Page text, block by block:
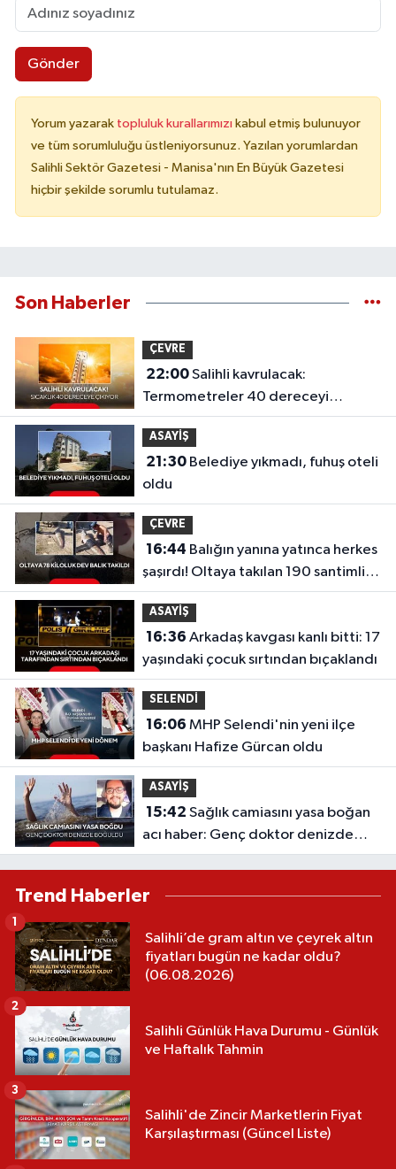
Gönder
Yorum yazarak topluluk kurallarımızı kabul etmiş bulunuyor
ve tüm sorumluluğu üstleniyorsunuz. Yazılan yorumlardan
Salihli Sektör Gazetesi - Manisa'nın En Büyük Gazetesi
hiçbir şekilde sorumlu tutulamaz.
Son Haberler
ÇEVRE
22:00Salihli kavrulacak:
Termometreler 40 dereceyi
gösterecek
ASAYİŞ
21:30Belediye yıkmadı, fuhuş oteli
oldu
ÇEVRE
16:44
şaşırdı! Oltaya takılan 190 santimlik
dev yayın balığı
ASAYİŞ
16:36
yaşındaki çocuk sırtından bıçaklandı
SELENDİ
16:06
başkanı Hafize Gürcan oldu
ASAYİŞ
15:42
acı haber: Genç doktor denizde
boğuldu
Trend Haberler
Salihli’de gram altın ve çeyrek altın
fiyatları bugün ne kadar oldu?
(06.08.2026)
1
Salihli Günlük Hava Durumu - Günlük
ve Haftalık Tahmin
2
Salihli'de Zincir Marketlerin Fiyat
Karşılaştırması (Güncel Liste)
3